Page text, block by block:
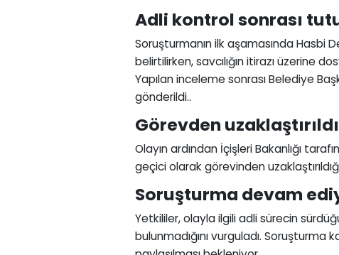
Adli kontrol sonrası
Soruşturmanın ilk aşamasında Hasbi
belirtilirken, savcılığın itirazı üzerine
Yapılan inceleme sonrası Belediye
gönderildi..
Görevden uzaklaştırıldı
Olayın ardından İçişleri Bakanlığı
geçici olarak görevinden
Soruşturma devam
Yetkililer, olayla ilgili adli sürecin
bulunmadığını vurguladı.